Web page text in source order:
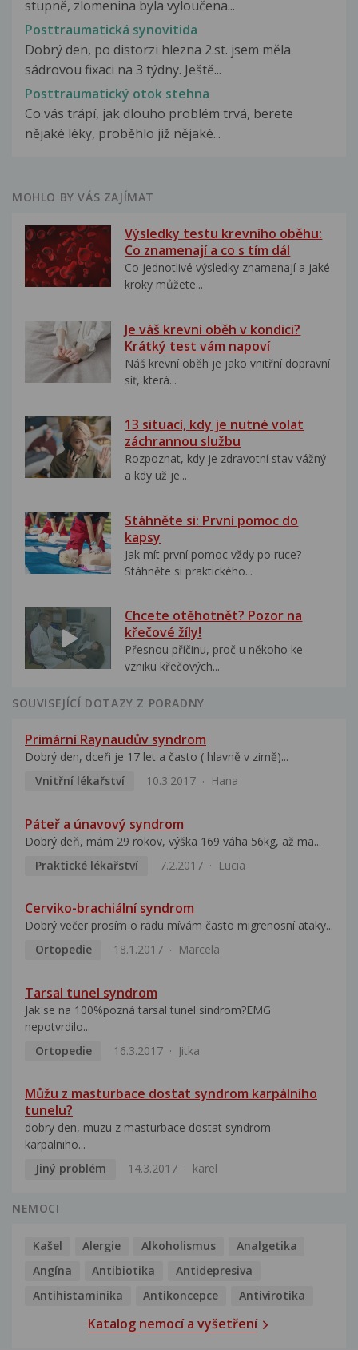
stupně, zlomenina byla vyloučena...
Posttraumatická synovitida
Dobrý den, po distorzi hlezna 2.st. jsem měla
sádrovou fixaci na 3 týdny. Ještě...
Posttraumatický otok stehna
Co vás trápí, jak dlouho problém trvá, berete
nějaké léky, proběhlo již nějaké...
MOHLO BY VÁS ZAJÍMAT
Výsledky testu krevního oběhu:
Co znamenají a co s tím dál
Co jednotlivé výsledky znamenají a jaké
kroky můžete...
Je váš krevní oběh v kondici?
Krátký test vám napoví
Náš krevní oběh je jako vnitřní dopravní
síť, která...
13 situací, kdy je nutné volat
záchrannou službu
Rozpoznat, kdy je zdravotní stav vážný
a kdy už je...
Stáhněte si: První pomoc do
kapsy
Jak mít první pomoc vždy po ruce?
Stáhněte si praktického...
Chcete otěhotnět? Pozor na
křečové žíly!
Přesnou příčinu, proč u někoho ke
vzniku křečových...
SOUVISEJÍCÍ DOTAZY Z PORADNY
Primární Raynaudův syndrom
Dobrý den, dceři je 17 let a často ( hlavně v zimě)...
Vnitřní lékařství
10.3.2017 Hana
Páteř a únavový syndrom
Dobrý deň, mám 29 rokov, výška 169 váha 56kg, až ma...
Praktické lékařství
7.2.2017 Lucia
Cerviko-brachiální syndrom
Dobrý večer prosím o radu mívám často migrenosní ataky...
Ortopedie
18.1.2017 Marcela
Tarsal tunel syndrom
Jak se na 100%pozná tarsal tunel sindrom?EMG
nepotvrdilo...
Ortopedie
16.3.2017 Jitka
Můžu z masturbace dostat syndrom karpálního
tunelu?
dobry den, muzu z masturbace dostat syndrom
karpalniho...
Jiný problém
14.3.2017 karel
NEMOCI
Kašel Alergie Alkoholismus
Analgetika
Angína
Antibiotika
Antidepresiva
Antihistaminika
Antikoncepce Antivirotika
Katalog nemocí a vyšetření